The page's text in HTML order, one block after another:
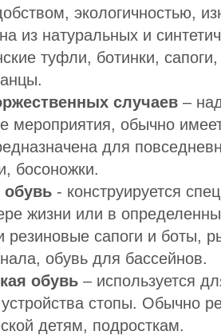
экологичностью,
из натуральных и
туфли, ботинки,
случаев–
мероприятия, обычно
для
босоножки.
обувь- конструируется
жизни или в
резиновые сапоги и боты,
обувь для бассейнов.
обувь– используется
стопы. Обычно
детям, подросткам.